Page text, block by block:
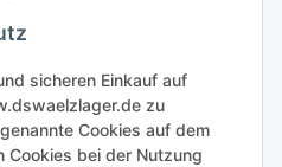
sicheren Einkauf auf
zu
Cookies auf dem
Cookies bei der Nutzung